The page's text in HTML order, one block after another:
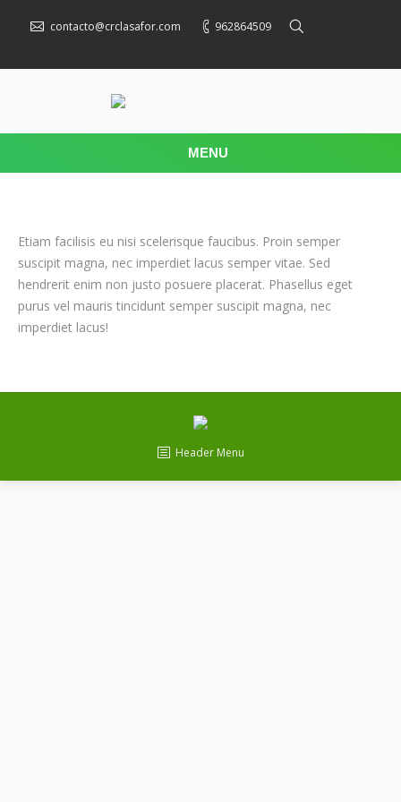
contacto@crclasafor.com 962864509
MENU
Etiam facilisis eu nisi scelerisque faucibus. Proin semper
suscipit magna, nec imperdiet lacus semper vitae. Sed
hendrerit enim non justo posuere placerat. Phasellus eget
purus vel mauris tincidunt semper suscipit magna, nec
imperdiet lacus!
Header Menu